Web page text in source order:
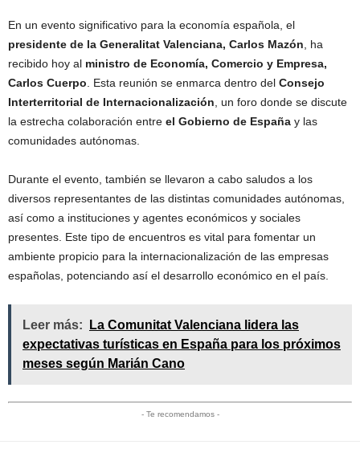
En un evento significativo para la economía española, el
presidente de la Generalitat Valenciana, Carlos Mazón, ha
recibido hoy al ministro de Economía, Comercio y Empresa,
Carlos Cuerpo. Esta reunión se enmarca dentro del Consejo
Interterritorial de Internacionalización, un foro donde se discute
la estrecha colaboración entre el Gobierno de España y las
comunidades autónomas.
Durante el evento, también se llevaron a cabo saludos a los
diversos representantes de las distintas comunidades autónomas,
así como a instituciones y agentes económicos y sociales
presentes. Este tipo de encuentros es vital para fomentar un
ambiente propicio para la internacionalización de las empresas
españolas, potenciando así el desarrollo económico en el país.
Leer más:
La Comunitat Valenciana lidera las
expectativas turísticas en España para los próximos
meses según Marián Cano
- Te recomendamos -